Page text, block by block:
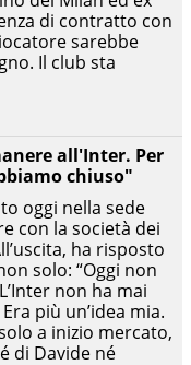
all'Inter. Per
chiuso"
oggi nella sede
con la società dei
ha risposto
solo: “Oggi non
non ha mai
più un’idea mia.
a inizio mercato,
di Davide né
di contratto con
sarebbe
Il club sta